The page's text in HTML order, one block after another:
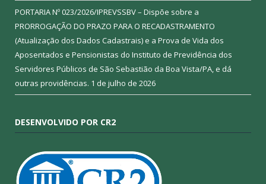
PORTARIA Nº 023/2026/IPREVSSBV – Dispõe sobre a
PRORROGAÇÃO DO PRAZO PARA O RECADASTRAMENTO
(Atualização dos Dados Cadastrais) e a Prova de Vida dos
Aposentados e Pensionistas do Instituto de Previdência dos
Servidores Públicos de São Sebastião da Boa Vista/PA, e dá
outras providências. 1 de julho de 2026
DESENVOLVIDO POR CR2